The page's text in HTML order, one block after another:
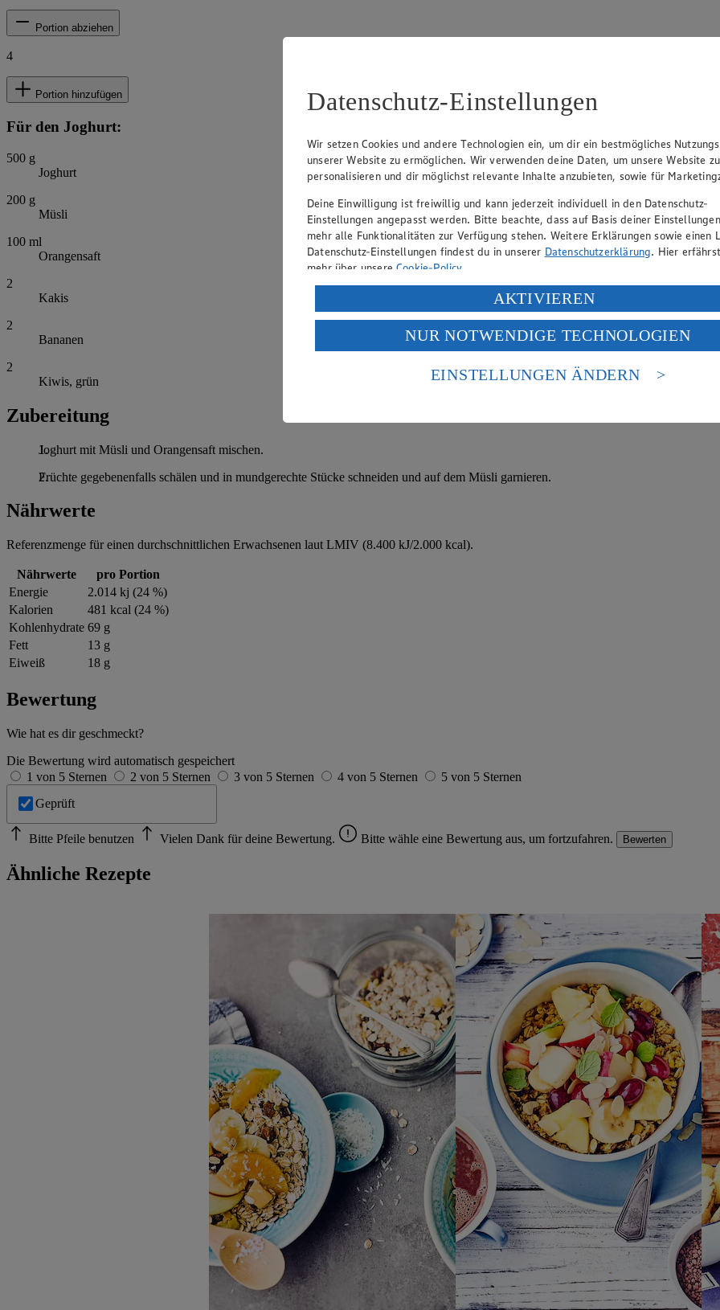
Portion abziehen
4
Portion hinzufügen
Für den Joghurt:
500 g
Joghurt
200 g
Müsli
100 ml
Orangensaft
2
Kakis
2
Bananen
2
Kiwis, grün
Zubereitung
Joghurt mit Müsli und Orangensaft mischen.
Früchte gegebenenfalls schälen und in mundgerechte Stücke schneiden und auf dem Müsli garnieren.
Nährwerte
Referenzmenge für einen durchschnittlichen Erwachsenen laut LMIV (8.400 kJ/2.000 kcal).
Nährwerte
pro Portion
Energie
2.014 kj (24 %)
Kalorien
481 kcal (24 %)
Kohlenhydrate 69 g
Fett
13 g
Eiweiß
18 g
Bewertung
Wie hat es dir geschmeckt?
Die Bewertung wird automatisch gespeichert
1 von 5 Sternen
2 von 5 Sternen 3 von 5 Sternen 4 von 5 Sternen
5 von 5 Sternen
Geprüft
Bitte Pfeile benutzen Vielen Dank für deine Bewertung. Bitte wähle eine Bewertung aus, um fortzufahren. Bewerten
Ähnliche Rezepte
Datenschutz-Einstellungen
Wir setzen Cookies und andere Technologien ein, um dir ein bestmögliches
unserer Website zu ermöglichen. Wir verwenden deine Daten, um unsere Website zu
personalisieren und dir möglichst relevante Inhalte anzubieten, sowie für
Deine Einwilligung ist freiwillig und kann jederzeit individuell in den Datenschutz-
Einstellungen angepasst werden. Bitte beachte, dass auf Basis deiner
mehr alle Funktionalitäten zur Verfügung stehen. Weitere Erklärungen sowie einen
Datenschutz-Einstellungen findest du in unserer Datenschutzerklärung. Hier
mehr über unsereCookie-Policy.
Verarbeitung deiner personenbezogenen Daten in den USA durch Facebook und
Wenn du auf „Aktivieren“ klickst, willigst du im Sinne des Art. 49 Abs. 1 Satz 1 lit.
ein, dass deine Daten in den USA verarbeitet werden. Der EuGH sieht die USA als
einem nach europäischen Standards nicht angemessenen Datenschutzniveau an. Es
Risiko eines Zugriffs durch US-amerikanische Behörden.
AKTIVIEREN
NUR NOTWENDIGE TECHNOLOGIEN
EINSTELLUNGEN ÄNDERN